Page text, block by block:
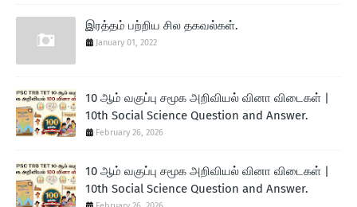
இரத்தம் பற்றிய சில தகவல்கள்.
January 01, 2022
10 ஆம் வகுப்பு சமூக அறிவியல் வினா விடைகள் |
10th Social Science Question and Answer.
February 26, 2026
10 ஆம் வகுப்பு சமூக அறிவியல் வினா விடைகள் |
10th Social Science Question and Answer.